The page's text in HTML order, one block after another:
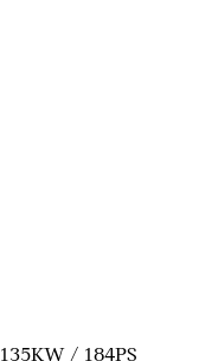
135KW / 184PS